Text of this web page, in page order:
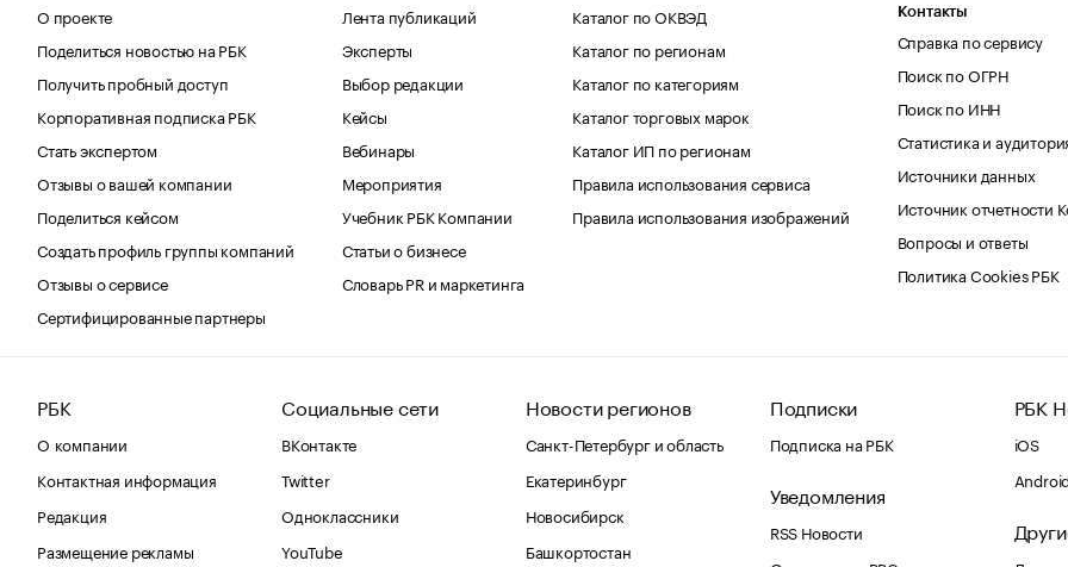
О проекте
Поделиться новостью на РБК
Получить пробный доступ
Корпоративная подписка РБК
Стать экспертом
Отзывы о вашей компании
Поделиться кейсом
Создать профиль группы компаний
Отзывы о сервисе
Сертифицированные партнеры
Лента публикаций
Эксперты
Выбор редакции
Кейсы
Вебинары
Мероприятия
Учебник РБК Компании
Статьи о бизнесе
Словарь PR и маркетинга
Каталог по ОКВЭД
Каталог по регионам
Каталог по категориям
Каталог торговых марок
Каталог ИП по регионам
Правила использования сервиса
Правила использования изображений
Контакты
Справка по сервису
Поиск по ОГРН
Поиск по ИНН
Статистика и
Источники данных
Источник отчетности
Вопросы и ответы
Политика Cookies РБК
РБК
О компании
Контактная информация
Редакция
Размещение рекламы
Социальные сети
ВКонтакте
Twitter
Одноклассники
YouTube
Новости регионов
Санкт-Петербург и область
Екатеринбург
Новосибирск
Башкортостан
Подписки
Подписка на РБК
Уведомления
RSS Новости
РБК
iOS